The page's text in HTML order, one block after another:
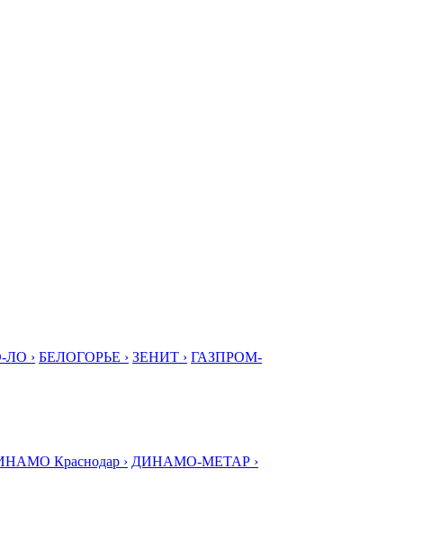
› БЕЛОГОРЬЕ › ЗЕНИТ › ГАЗПРОМ-
Краснодар › ДИНАМО-МЕТАР ›